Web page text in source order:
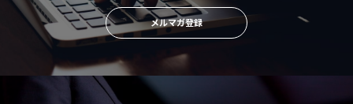
メルマガ登録